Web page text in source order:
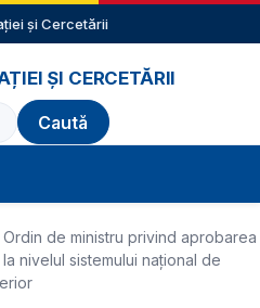
și Cercetării
ȘI CERCETĂRII
de ministru privind aprobarea
nivelul sistemului naţional de